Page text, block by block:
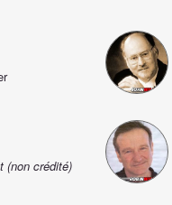
(non crédité)